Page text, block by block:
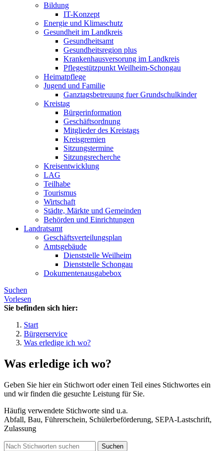
Bildung
IT-Konzept
Energie und Klimaschutz
Gesundheit im Landkreis
Gesundheitsamt
Gesundheitsregion plus
Krankenhausversorung im Landkreis
Pflegestützpunkt Weilheim-Schongau
Heimatpflege
Jugend und Familie
Ganztagsbetreuung fuer Grundschulkinder
Kreistag
Bürgerinformation
Geschäftsordnung
Mitglieder des Kreistags
Kreisgremien
Sitzungstermine
Sitzungsrecherche
Kreisentwicklung
LAG
Teilhabe
Tourismus
Wirtschaft
Städte, Märkte und Gemeinden
Behörden und Einrichtungen
Landratsamt
Geschäftsverteilungsplan
Amtsgebäude
Dienststelle Weilheim
Dienststelle Schongau
Dokumentenausgabebox
Suchen
Vorlesen
Sie befinden sich hier:
Start
Bürgerservice
Was erledige ich wo?
Was erledige ich wo?
Geben Sie hier ein Stichwort oder einen Teil eines Stichwortes ein
und wir finden die gesuchte Leistung für Sie.
Häufig verwendete Stichworte sind u.a.
Abfall, Bau, Führerschein, Schülerbeförderung, SEPA-Lastschrift,
Zulassung
Suchen